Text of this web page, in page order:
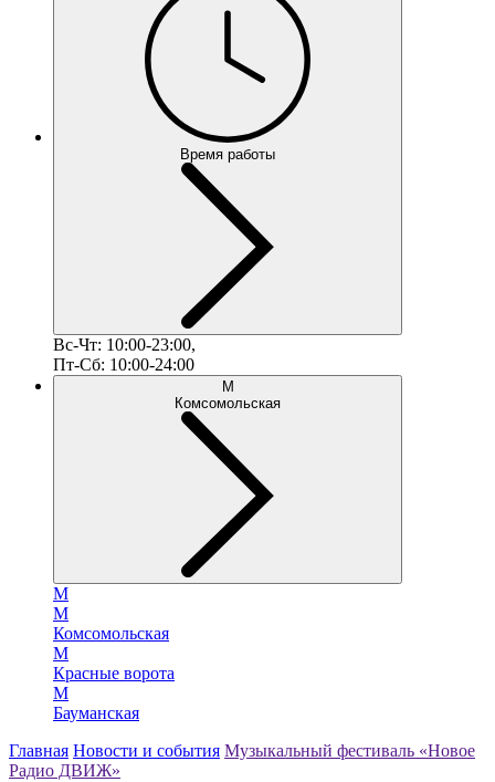
Время работы
Вс-Чт: 10:00-23:00,
Пт-Сб: 10:00-24:00
М
Комсомольская
М
М
Комсомольская
М
Красные ворота
М
Бауманская
Главная Новости и события Музыкальный фестиваль «Новое
Радио ДВИЖ»